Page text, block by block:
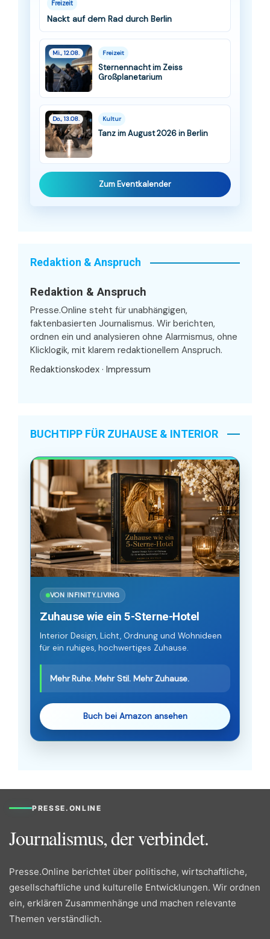
Freizeit
Nackt auf dem Rad durch Berlin
Mi., 12.08. Freizeit
Sternennacht im Zeiss
Großplanetarium
Do., 13.08. Kultur
Tanz im August 2026 in Berlin
Zum Eventkalender
Redaktion & Anspruch
Redaktion & Anspruch
Presse.Online steht für unabhängigen,
faktenbasierten Journalismus. Wir berichten,
ordnen ein und analysieren ohne Alarmismus, ohne
Klicklogik, mit klarem redaktionellem Anspruch.
Redaktionskodex · Impressum
BUCHTIPP FÜR ZUHAUSE & INTERIOR
VON INFINITY.LIVING
Zuhause wie ein 5-Sterne-Hotel
Interior Design, Licht, Ordnung und Wohnideen
für ein ruhiges, hochwertiges Zuhause.
Mehr Ruhe. Mehr Stil. Mehr Zuhause.
Buch bei Amazon ansehen
PRESSE.ONLINE
Journalismus, der verbindet.
Presse.Online berichtet über politische, wirtschaftliche,
gesellschaftliche und kulturelle Entwicklungen. Wir ordnen
ein, erklären Zusammenhänge und machen relevante
Themen verständlich.